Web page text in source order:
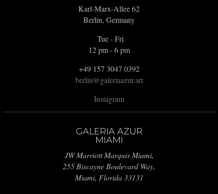
Karl-Marx-Allee 62
Berlin, Germany
Tue - Fri
12 pm - 6 pm
+49 157 3047 0392
berlin@galeriaazur.art
Instagram
GALERIA AZUR
MIAMI
JW Marriott Marquis Miami,
255 Biscayne Boulevard Way,
Miami, Florida 33131